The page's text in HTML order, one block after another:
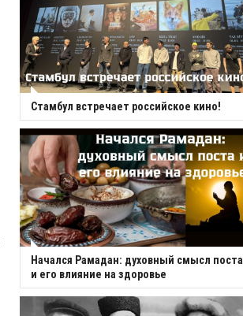
Стамбул встречает российское кино!
Начался Рамадан: духовный смысл поста
и его влияние на здоровье